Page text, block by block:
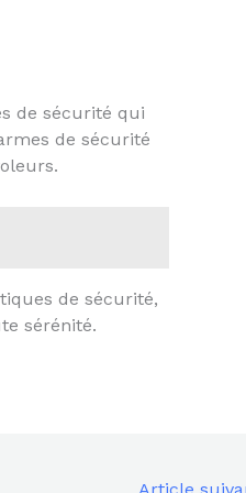
de sécurité qui
de sécurité
de sécurité,
sérénité.
Article